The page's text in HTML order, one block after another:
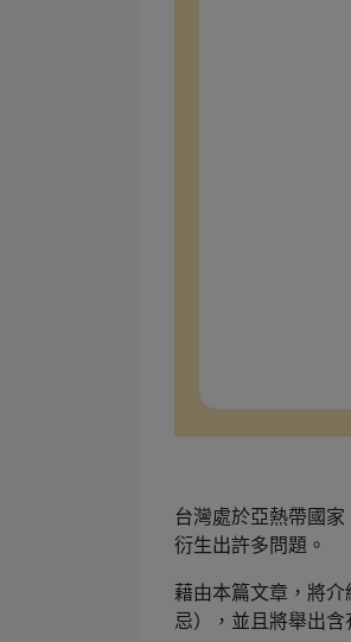
台灣處於亞熱帶國
衍生出許多問題。
藉由本篇文章，將
忌），並且將舉出